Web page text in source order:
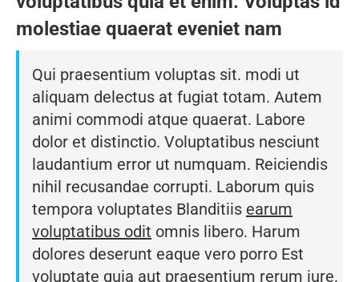
molestiae quaerat eveniet nam
Qui praesentium voluptas sit. modi ut
aliquam delectus at fugiat totam. Autem
animi commodi atque quaerat. Labore
dolor et distinctio. Voluptatibus nesciunt
laudantium error ut numquam. Reiciendis
nihil recusandae corrupti. Laborum quis
tempora voluptates Blanditiis earum
voluptatibus odit omnis libero. Harum
dolores deserunt eaque vero porro Est
voluptate quia aut praesentium rerum iure.